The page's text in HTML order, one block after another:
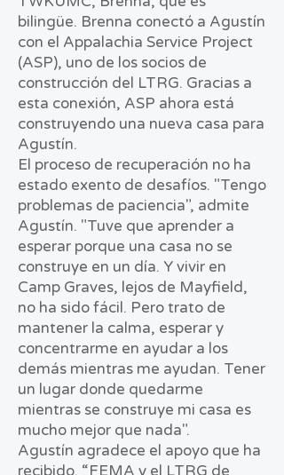
bilingüe. Brenna conectó a Agustín
con el Appalachia Service Project
(ASP), uno de los socios de
construcción del LTRG. Gracias a
esta conexión, ASP ahora está
construyendo una nueva casa para
Agustín.
El proceso de recuperación no ha
estado exento de desafíos. "Tengo
problemas de paciencia", admite
Agustín. "Tuve que aprender a
esperar porque una casa no se
construye en un día. Y vivir en
Camp Graves, lejos de Mayfield,
no ha sido fácil. Pero trato de
mantener la calma, esperar y
concentrarme en ayudar a los
demás mientras me ayudan. Tener
un lugar donde quedarme
mientras se construye mi casa es
mucho mejor que nada".
Agustín agradece el apoyo que ha
recibido. “FEMA y el LTRG de